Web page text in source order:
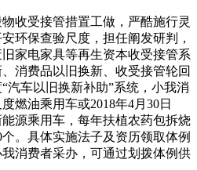
受接管措置工做，严酷施行灵
环保查验尺度，担任阐发研判，
家电家具等再生资本收受接管系
消费品以旧换新、收受接管轮回
汽车以旧换新补助”系统，小我消
燃油乘用车或2018年4月30日
能源乘用车，每年扶植农药包拆烧
。具体实施法子及资历领取体例
消费者采办，可通过划拨体例供